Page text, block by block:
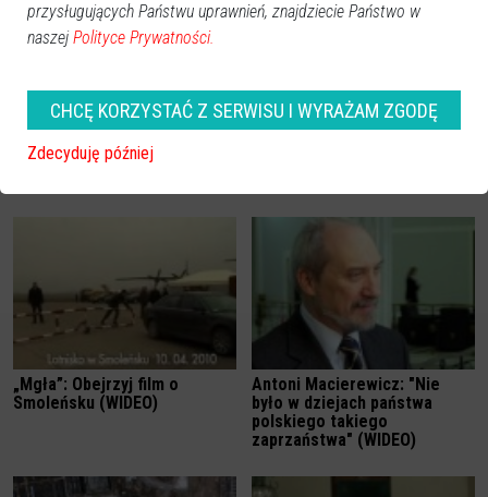
„Mgła” - zobacz pierwszy
polski film o katastrofie w
Smoleńsku (WIDEO)
„Mgła”, film o katastrofie w
„Mgła”: Obejrzyj film o
Smoleńsku (WIDEO)
Antoni Macierewicz: "Nie
było w dziejach państwa
polskiego takiego
zaprzaństwa" (WIDEO)
przysługujących Państwu uprawnień, znajdziecie Państwo w
naszej Polityce Prywatności.
CHCĘ KORZYSTAĆ Z SERWISU I WYRAŻAM ZGODĘ
Zdecyduję później